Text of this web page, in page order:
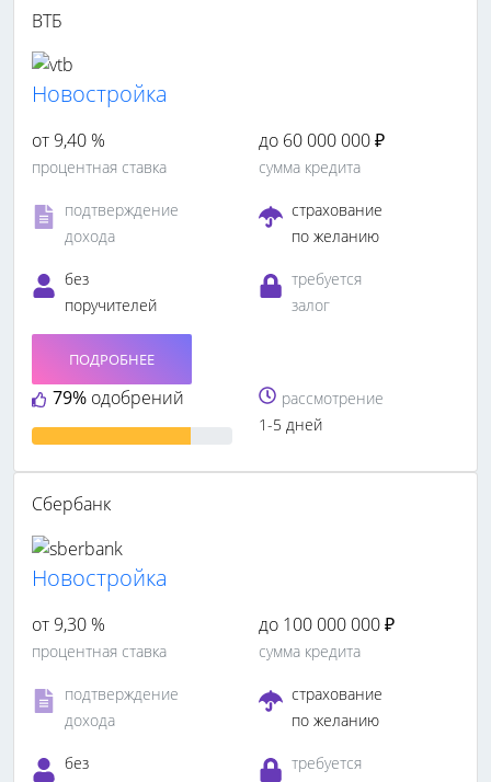
ВТБ
Новостройка
от 9,40 %
процентная ставка
до 60 000 000 ₽
сумма кредита
подтверждение
дохода
страхование
по желанию
без
поручителей
требуется
залог
79% одобрений
ПОДРОБНЕЕ
рассмотрение
1-5 дней
Сбербанк
Новостройка
от 9,30 %
процентная ставка
до 100 000 000 ₽
сумма кредита
подтверждение
дохода
страхование
по желанию
без
требуется